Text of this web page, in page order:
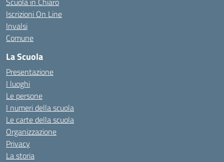
Iscrizioni On Line
Invalsi
Comune
La Scuola
Presentazione
I luoghi
Le persone
I numeri della scuola
Le carte della scuola
Organizzazione
Privacy
La storia